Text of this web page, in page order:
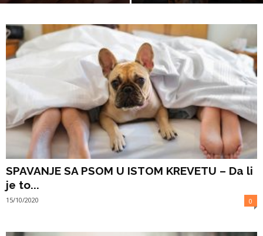
SPAVANJE SA PSOM U ISTOM KREVETU – Da li
je to...
15/10/2020 0